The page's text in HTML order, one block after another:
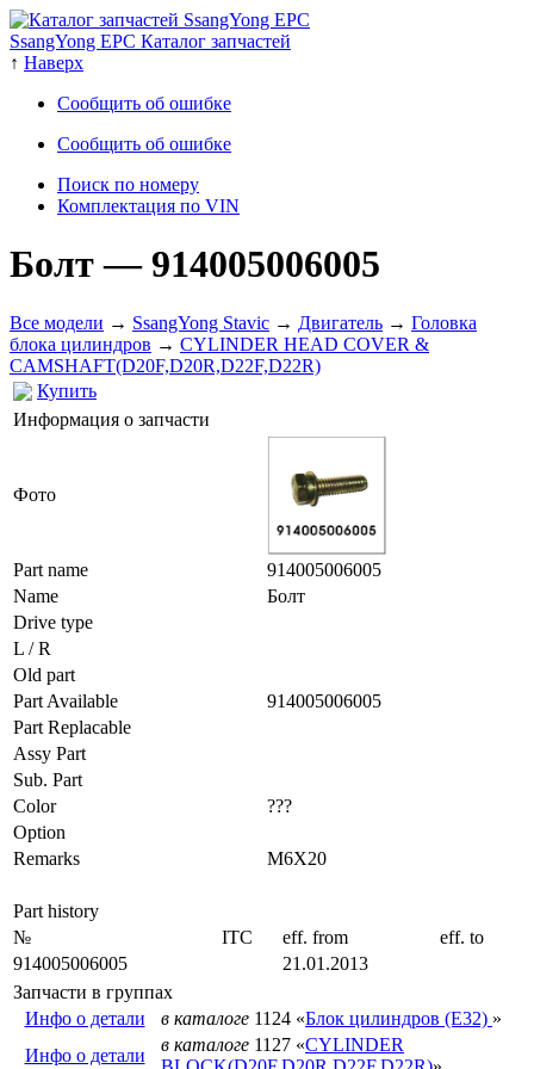
SsangYong EPC Каталог запчастей
↑ Наверх
Сообщить об ошибке
Сообщить об ошибке
Поиск по номеру
Комплектация по VIN
Болт— 914005006005
Все модели → SsangYong Stavic → Двигатель → Головка
блока цилиндров → CYLINDER HEAD COVER &
CAMSHAFT(D20F,D20R,D22F,D22R)
Купить
Информация о запчасти
Фото
Part name
914005006005
Name
Болт
Drive type
L / R
Old part
Part Available
914005006005
Part Replacable
Assy Part
Sub. Part
Color
???
Option
Remarks
M6X20
Part history
№
ITC eff. from
eff. to
914005006005
21.01.2013
Запчасти в группах
Инфо о детали
в каталоге 1124 «Блок цилиндров (E32) »
Инфо о детали
в каталоге 1127 «CYLINDER